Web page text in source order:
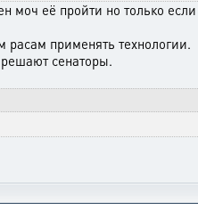
моч её пройти но только
расам применять технологии.
сенаторы.